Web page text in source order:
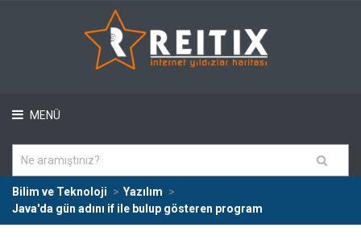
MENÜ
Bilim ve Teknoloji
Yazılım
Java'da gün adını if ile bulup gösteren program